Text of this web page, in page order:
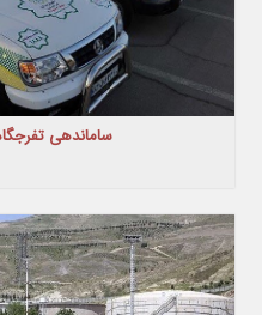
ساماندهی